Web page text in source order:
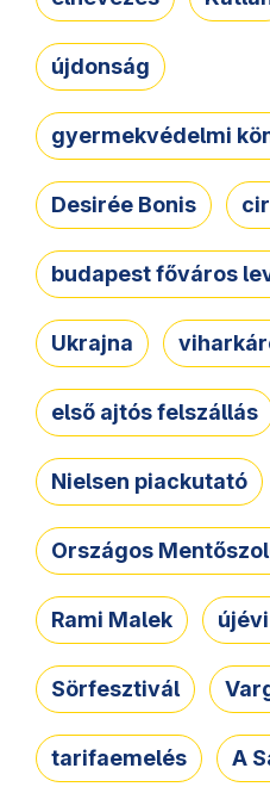
újdonság
gyermekvédelmi
Desirée Bonis
budapest főváros
Ukrajna
első ajtós felszállás
Nielsen piackutató
Országos
Rami Malek
Sörfesztivál
tarifaemelés A